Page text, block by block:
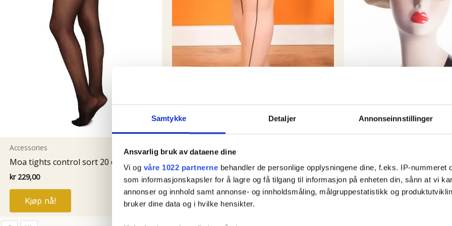
Samtykke Detaljer Annonseinnstillinger
Ansvarlig bruk av dataene dine
Vi og våre 1022 partnerne behandler de personlige opplysningene dine, f.eks. IP-nummeret
som informasjonskapsler for å lagre og få tilgang til informasjon på enheten din, sånn at vi
annonser og innhold samt annonse- og innholdsmåling, målgruppestatistikk og
bruker dine data og i hvilke hensikter.
) så hvorfor skal
kule byene har?
vikarer og
spennende å se hva
Accessories
Moa tights control sort 20 denier
kr229,00
Kjøp nå!
Dette
Contrast Seamed Tights Champagne
Black
kr229,00
Kjøp nå!
Dette
Accessories
French Beret – Peanut
kr349,00